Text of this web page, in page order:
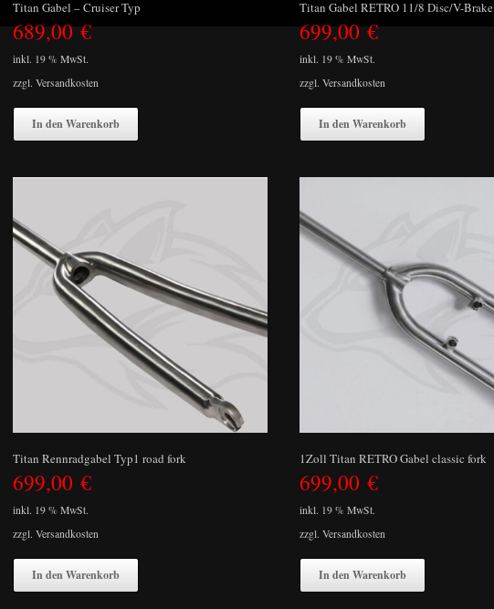
Titan Gabel – Cruiser Typ
689,00 €
inkl. 19 % MwSt.
zzgl. Versandkosten
In den Warenkorb
Titan Gabel RETRO 11/8 Disc/V-Brake
699,00 €
inkl. 19 % MwSt.
zzgl. Versandkosten
In den Warenkorb
Titan Rennradgabel Typ1 road fork
699,00 €
inkl. 19 % MwSt.
zzgl. Versandkosten
In den Warenkorb
1Zoll Titan RETRO Gabel classic fork
699,00 €
inkl. 19 % MwSt.
zzgl. Versandkosten
In den Warenkorb